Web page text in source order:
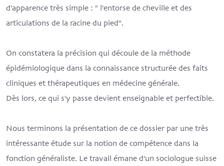
d'apparence très simple : " l'entorse de cheville et des
articulations de la racine du pied".
On constatera la précision qui découle de la méthode
épidémiologique dans la connaissance structurée des faits
cliniques et thérapeutiques en médecine générale.
Dès lors, ce qui s'y passe devient enseignable et perfectible.
Nous terminons la présentation de ce dossier par une très
intéressante étude sur la notion de compétence dans la
fonction généraliste. Le travail émane d'un sociologue suisse